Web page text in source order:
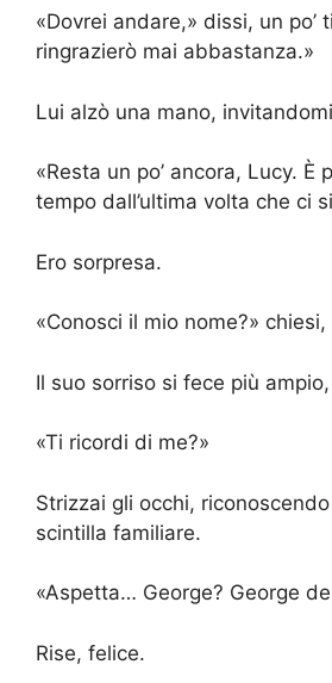
«Dovrei andare,» dissi, un po’
ringrazierò mai abbastanza.»
Lui alzò una mano,
«Resta un po’ ancora, Lucy. È
tempo dall’ultima volta che ci
Ero sorpresa.
«Conosci il mio nome?»
Il suo sorriso si fece più
«Ti ricordi di me?»
Strizzai gli occhi,
scintilla familiare.
«Aspetta… George? George
Rise, felice.